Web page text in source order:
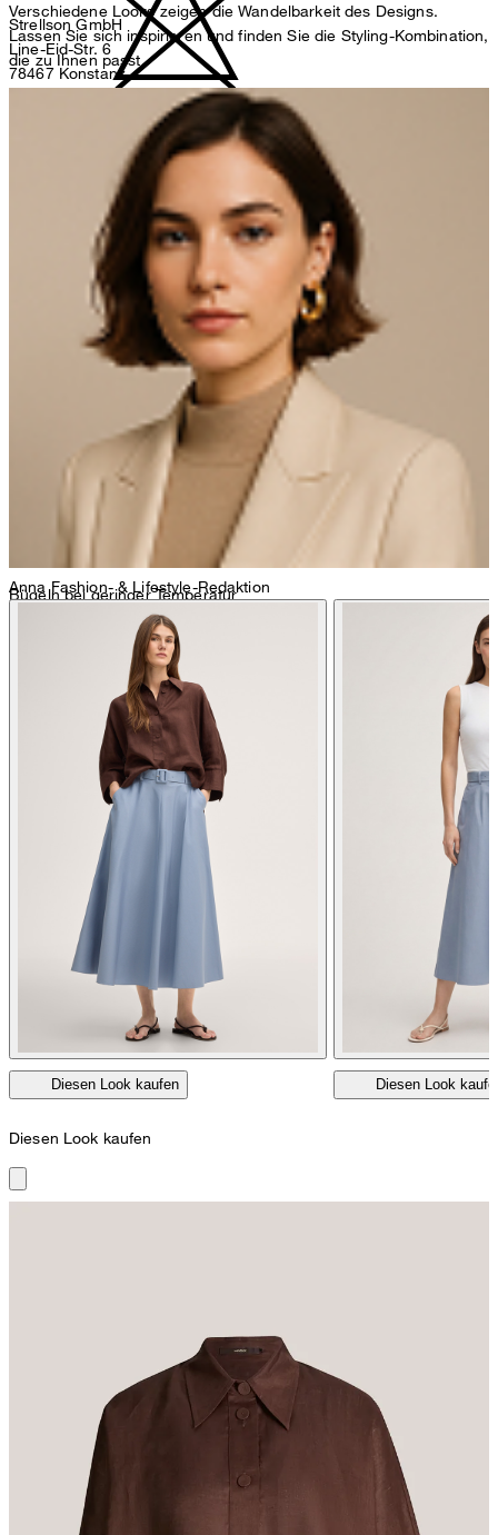
nicht Trommeltrocknen
Bügeln bei geringer Temperatur
chemische Reinigung mit Perchlorethylen
Strellson GmbH
Line-Eid-Str. 6
78467 Konstanz
contact@strellson.com
Sonnenwiesenstrasse 21
8280 Kreuzlingen
Verschiedene Looks zeigen die Wandelbarkeit des Designs.
Lassen Sie sich inspirieren und finden Sie die Styling-Kombination,
die zu Ihnen passt.
Anna Fashion- & Lifestyle-Redaktion
Diesen Look kaufen Diesen Look
Diesen Look kaufen